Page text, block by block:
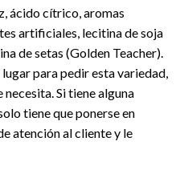
ácido cítrico, aromas
artificiales, lecitina de soja
de setas (Golden Teacher).
para pedir esta variedad,
necesita. Si tiene alguna
tiene que ponerse en
atención al cliente y le